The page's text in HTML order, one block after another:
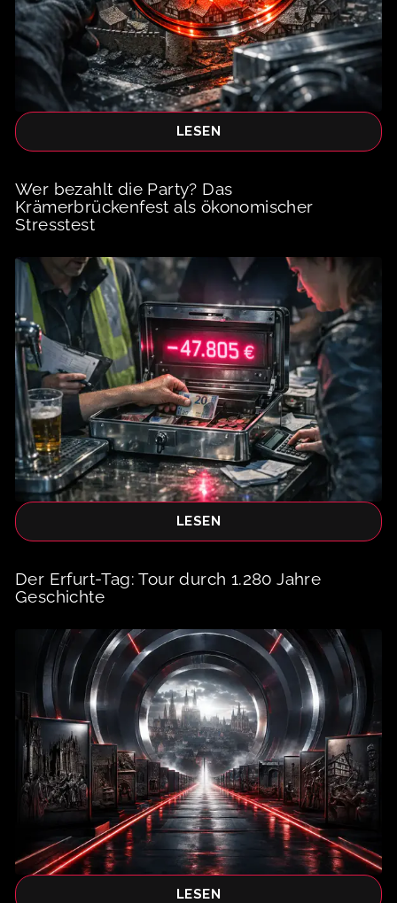
LESEN
Wer bezahlt die Party? Das
Krämerbrückenfest als ökonomischer
Stresstest
LESEN
Der Erfurt-Tag: Tour durch 1.280 Jahre
Geschichte
LESEN